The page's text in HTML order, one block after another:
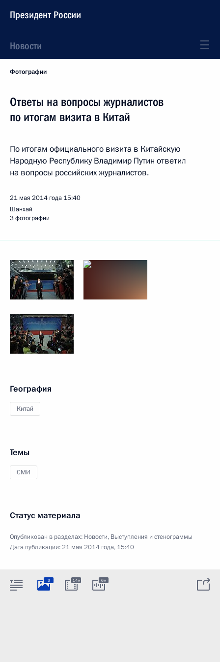
Президент России
Новости
Фотографии
Ответы на вопросы журналистов
по итогам визита в Китай
По итогам официального визита в Китайскую
Народную Республику Владимир Путин ответил
на вопросы российских журналистов.
21 мая 2014 года 15:40
Шанхай
3 фотографии
География
Китай
Темы
СМИ
Статус материала
Опубликован в разделах: Новости, Выступления и стенограммы
Дата публикации:21 мая 2014 года, 15:40
3 14м 6м